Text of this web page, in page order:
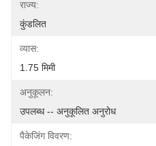
राज्य:
कुंडलित
व्यास:
1.75 मिमी
अनुकूलन:
उपलब्ध -- अनुकूलित अनुरोध
पैकेजिंग विवरण: